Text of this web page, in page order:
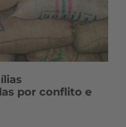
por conflito e